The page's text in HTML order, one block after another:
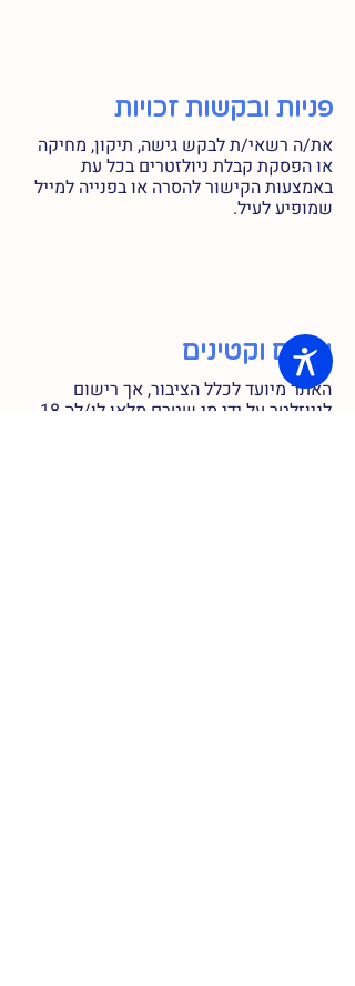
פניות ובקשות זכויות
את/ה רשאי/ת לבקש גישה, תיקון, מחיקה
או הפסקת קבלת ניולזטרים בכל עת
באמצעות הקישור להסרה או בפנייה למייל
שמופיע לעיל.
ילדים וקטינים
האתר מיועד לכלל הציבור, אך רישום
לניוזלטר על ידי מי שטרם מלאו לו/לה 18